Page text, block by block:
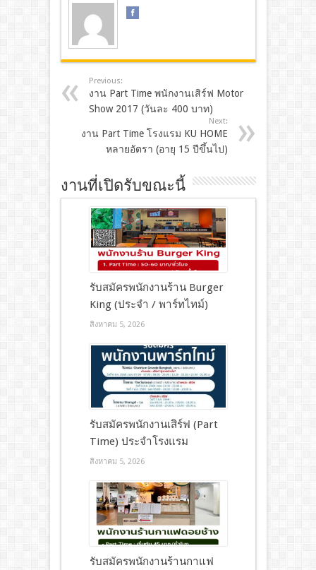
Previous:
งาน Part Time พนักงานเสิร์ฟ Motor
Show 2017 (วันละ 400 บาท)
Next:
งาน Part Time โรงแรม KU HOME
หลายอัตรา (อายุ 15 ปีขึ้นไป)
งานที่เปิดรับขณะนี้
รับสมัครพนักงานร้าน Burger
King (ประจำ / พาร์ทไทม์)
สิงหาคม 5, 2026
รับสมัครพนักงานเสิร์ฟ (Part
Time) ประจำโรงแรม
สิงหาคม 5, 2026
รับสมัครพนักงานร้านกาแฟ